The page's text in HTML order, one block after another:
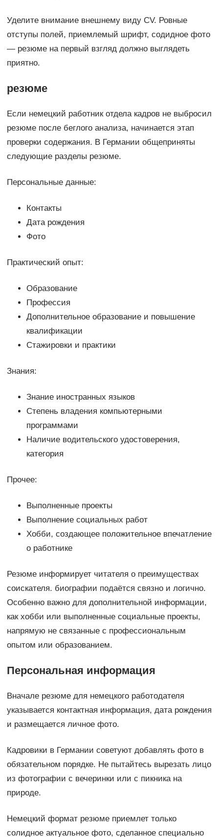
Уделите внимание внешнему виду CV. Ровные
отступы полей, приемлемый шрифт, содидное фото
— резюме на первый взгляд должно выглядеть
приятно.
резюме
Если немецкий работник отдела кадров не выбросил
резюме после беглого анализа, начинается этап
проверки содержания. В Германии общеприняты
следующие разделы резюме.
Персональные данные:
Контакты
Дата рождения
Фото
Практический опыт:
Образование
Профессия
Дополнительное образование и повышение
квалификации
Стажировки и практики
Знания:
Знание иностранных языков
Степень владения компьютерными
программами
Наличие водительского удостоверения,
категория
Прочее:
Выполненные проекты
Выполнение социальных работ
Хобби, создающее положительное впечатление
о работнике
Резюме информирует читателя о преимуществах
соискателя. биографии подаётся связно и логично.
Особенно важно для дополнительной информации,
как хобби или выполненные социальные проекты,
напрямую не связанные с профессиональным
опытом или образованием.
Персональная информация
Вначале резюме для немецкого работодателя
указывается контактная информация, дата рождения
и размещается личное фото.
Кадровики в Германии советуют добавлять фото в
обязательном порядке. Не пытайтесь вырезать лицо
из фотографии с вечеринки или с пикника на
природе.
Немецкий формат резюме приемлет только
солидное актуальное фото, сделанное специально